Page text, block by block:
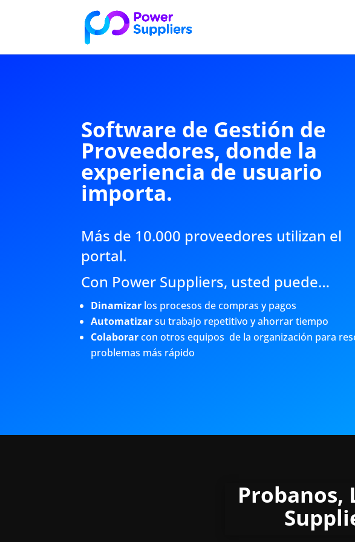
Software de Gestión de
Proveedores, donde la
experiencia de usuario
importa.
Más de 10.000 proveedores utilizan el
portal.
Con Power Suppliers, usted puede…
Dinamizar los procesos de compras y pagos
Automatizarsu trabajo repetitivo y ahorrar tiempo
Colaborarcon otros equipos de la organización para
problemas más rápido
Probanos,